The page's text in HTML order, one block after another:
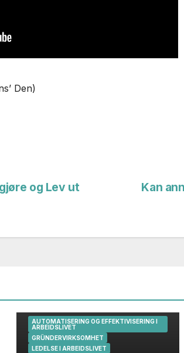
Den)
Kan
og Lev ut
AUTOMATISERING OG EFFEKTIVISERING I
ARBEIDSLIVET
GRÜNDERVIRKSOMHET
LEDELSE I ARBEIDSLIVET